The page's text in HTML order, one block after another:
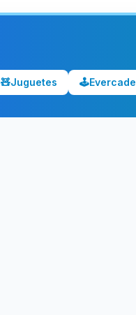
🧸Juguetes 🕹️Evercade